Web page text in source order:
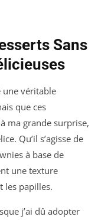
Sans
une véritable
que ces
ma grande surprise,
Qu’il s’agisse de
à base de
une texture
les papilles.
j’ai dû adopter